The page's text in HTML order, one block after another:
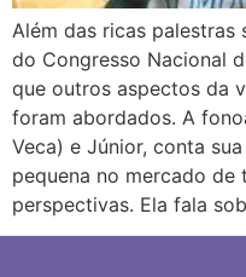
Além das ricas palestras
do Congresso Nacional
que outros aspectos da
foram abordados. A
Veca) e Júnior, conta
pequena no mercado de
perspectivas. Ela fala